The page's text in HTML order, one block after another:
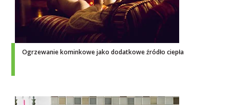
Ogrzewanie kominkowe jako dodatkowe źródło ciepła